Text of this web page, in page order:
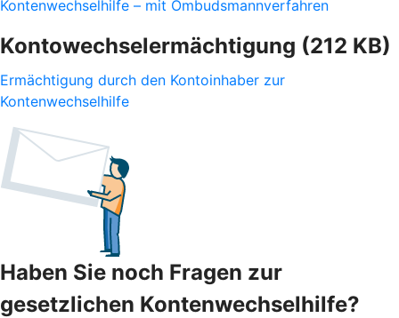
Kontenwechselhilfe – mit Ombudsmannverfahren
Kontowechselermächtigung (212 KB)
Ermächtigung durch den Kontoinhaber zur
Kontenwechselhilfe
Haben Sie noch Fragen zur
gesetzlichen Kontenwechselhilfe?